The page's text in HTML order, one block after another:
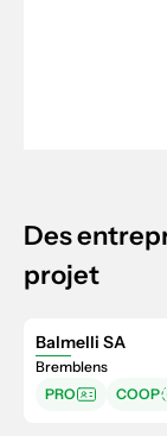
Des
projet
Balmelli SA
Bremblens
PRO
COOP